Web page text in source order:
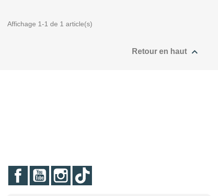
Affichage 1-1 de 1 article(s)
Retour en haut 
FacebookYouTubeInstagram